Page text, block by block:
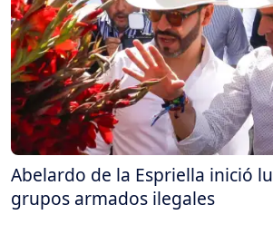
Abelardo de la Espriella inició
grupos armados ilegales